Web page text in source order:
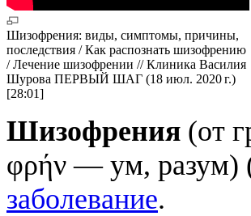
Шизофрения: виды, симптомы, причины,
последствия / Как распознать шизофрению
/ Лечение шизофрении // Клиника Василия
Шурова ПЕРВЫЙ ШАГ (18 июл. 2020 г.)
[28:01]
Шизофрения (от
φρήν — ум, ра­зум)
заболевание.